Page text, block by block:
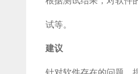
试等。
建议